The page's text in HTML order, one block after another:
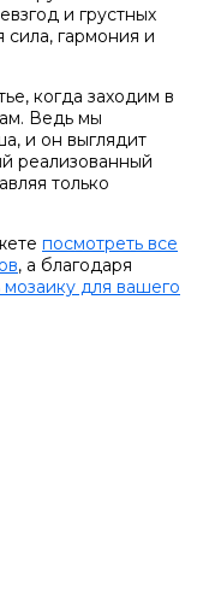
и грустных
гармония и
когда заходим в
Ведь мы
и он выглядит
реализованный
только
посмотреть все
, а благодаря
для вашего